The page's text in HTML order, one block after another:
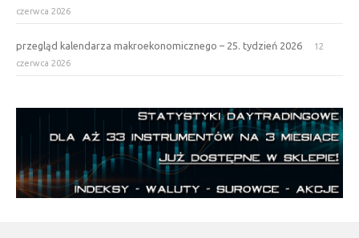
czerwca 2026
przegląd kalendarza makroekonomicznego – 25. tydzień 2026
12
czerwca 2026